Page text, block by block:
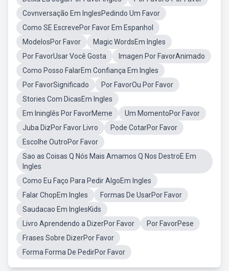
Covnversação Em InglesPedindo Um Favor
Como SE EscrevePor Favor Em Espanhol
ModelosPor Favor
Magic WordsEm Ingles
Por FavorUsar Você Gosta
Imagen Por FavorAnimado
Como Posso FalarEm Confiança Em Ingles
Por FavorSignificado
Por FavorOu Por Favor
Stories Com DicasEm Ingles
Em Ininglês Por FavorMeme
Um MomentoPor Favor
Juba DizPor Favor Livro
Pode CotarPor Favor
Escolhe OutroPor Favor
Sao as Coisas Q Nós Mais Amamos Q Nos DestroE Em
Ingles
Como Eu Faço Para Pedir AlgoEm Ingles
Falar ChopEm Ingles
Formas De UsarPor Favor
Saudacao Em InglesKids
Livro Aprendendo a DizerPor Favor
Por FavorPese
Frases Sobre DizerPor Favor
Forma Forma De PedirPor Favor